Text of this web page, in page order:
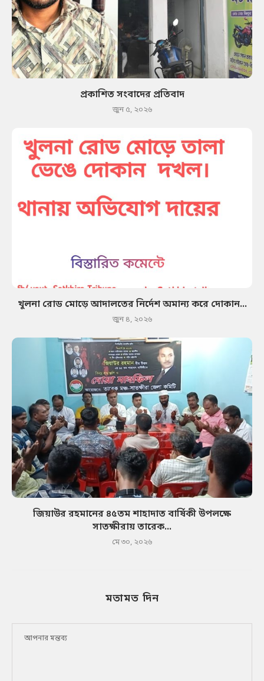
প্রকাশিত সংবাদের প্রতিবাদ
জুন ৫, ২০২৬
খুলনা রোড মোড়ে আদালতের নির্দেশ অমান্য করে দোকান...
জুন ৪, ২০২৬
জিয়াউর রহমানের ৪৫তম শাহাদাত বার্ষিকী উপলক্ষে
সাতক্ষীরায় তারেক...
মে ৩০, ২০২৬
মতামত দিন